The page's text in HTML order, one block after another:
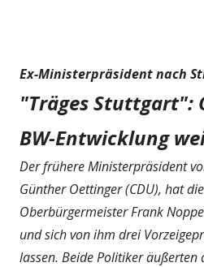
Ex-Ministerpräsident nach
"Träges Stuttgart":
BW-Entwicklung
Der frühere Ministerpräsident
Günther Oettinger (CDU), hat
Oberbürgermeister Frank
und sich von ihm drei
lassen. Beide Politiker äußerten